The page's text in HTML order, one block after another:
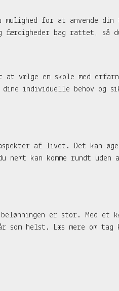
for at anvende
færdigheder bag rattet, så
vælge en skole med
individuelle behov og
af livet. Det kan øge
nemt kan komme rundt
er stor. Med et
helst. Læs mere om